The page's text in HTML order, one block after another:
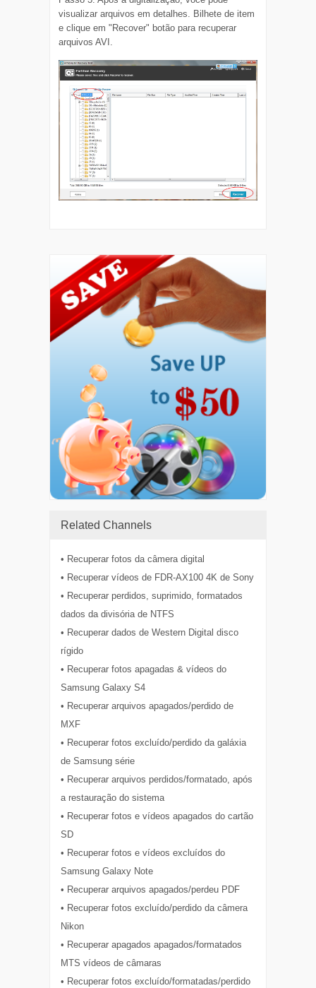
visualizar arquivos em detalhes. Bilhete de item
e clique em "Recover" botão para recuperar
arquivos AVI.
Related Channels
• Recuperar fotos da câmera digital
• Recuperar vídeos de FDR-AX100 4K de Sony
• Recuperar perdidos, suprimido, formatados
dados da divisória de NTFS
• Recuperar dados de Western Digital disco
rígido
• Recuperar fotos apagadas & vídeos do
Samsung Galaxy S4
• Recuperar arquivos apagados/perdido de
MXF
• Recuperar fotos excluído/perdido da galáxia
de Samsung série
• Recuperar arquivos perdidos/formatado, após
a restauração do sistema
• Recuperar fotos e vídeos apagados do cartão
SD
• Recuperar fotos e vídeos excluídos do
Samsung Galaxy Note
• Recuperar arquivos apagados/perdeu PDF
• Recuperar fotos excluído/perdido da câmera
Nikon
• Recuperar apagados apagados/formatados
MTS vídeos de câmaras
• Recuperar fotos excluído/formatadas/perdido